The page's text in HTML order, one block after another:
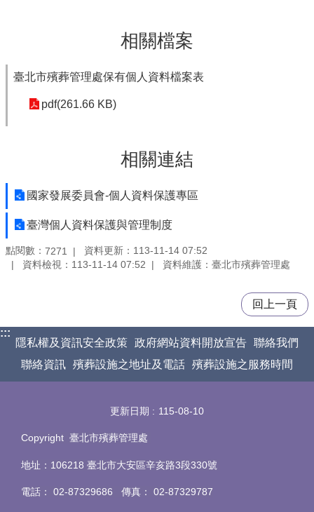
相關檔案
臺北市殯葬管理處保有個人資料檔案表
pdf(261.66 KB)
相關連結
國家發展委員會-個人資料保護專區
臺灣個人資料保護與管理制度
點閱數： 7271
資料更新：113-11-14 07:52
資料檢視：113-11-14 07:52
資料維護：臺北市殯葬管理處
回上一頁
:::
隱私權及資訊安全政策 政府網站資料開放宣告 聯絡我們
聯絡資訊 殯葬設施之地址及電話 殯葬設施之服務時間
更新日期 115-08-10
Copyright 臺北市殯葬管理處
地址：106218 臺北市大安區辛亥路3段330號
電話 ： 02-87329686 傳真 ： 02-87329787